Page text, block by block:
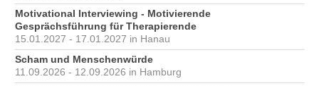
Motivational Interviewing - Motivierende
Gesprächsführung für Therapierende
15.01.2027 - 17.01.2027 in Hanau
Scham und Menschenwürde
11.09.2026 - 12.09.2026 in Hamburg